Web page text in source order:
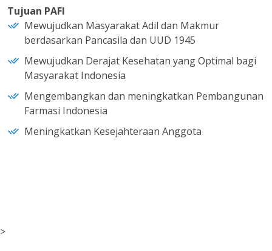
Tujuan PAFI
Mewujudkan Masyarakat Adil dan Makmur
berdasarkan Pancasila dan UUD 1945
Mewujudkan Derajat Kesehatan yang Optimal bagi
Masyarakat Indonesia
Mengembangkan dan meningkatkan Pembangunan
Farmasi Indonesia
Meningkatkan Kesejahteraan Anggota
>